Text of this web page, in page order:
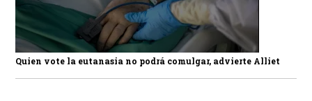
Quien vote la eutanasia no podrá comulgar, advierte Alliet